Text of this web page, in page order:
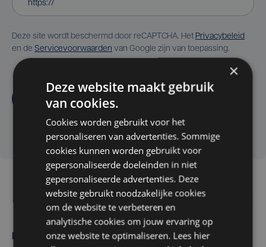
Deze site wordt beschermd door reCAPTCHA. Het Privacybeleid
en de Servicevoorwaarden van Google zijn van toepassing.
Aanvragen
Maak zelf het nieuws
×
Deze website maakt gebruik
van cookies.
Cookies worden gebruikt voor het
personaliseren van advertenties. Sommige
cookies kunnen worden gebruikt voor
gepersonaliseerde doeleinden in niet
gepersonaliseerde advertenties. Deze
website gebruikt noodzakelijke cookies
om de website te verbeteren en
analytische cookies om jouw ervaring op
onze website te optimaliseren. Lees hier